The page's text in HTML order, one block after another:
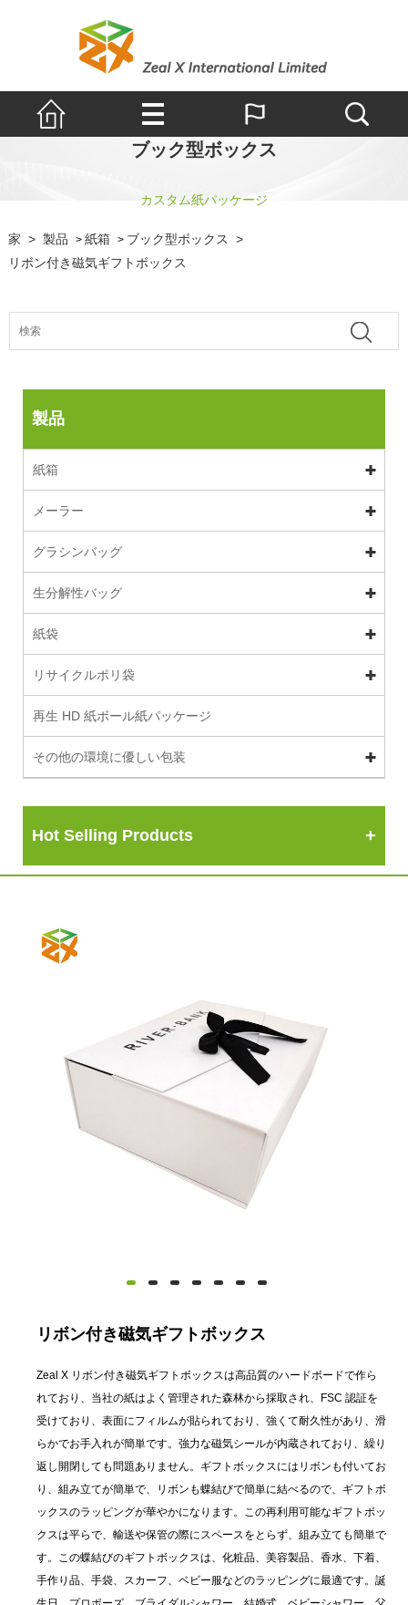
ブック型ボックス
カスタム紙パッケージ
家 > 製品 > 紙箱 > ブック型ボックス
>
リボン付き磁気ギフトボックス
製品
紙箱
メーラー
グラシンバッグ
生分解性バッグ
紙袋
リサイクルポリ袋
再生 HD 紙ボール紙パッケージ
その他の環境に優しい包装
Hot Selling Products
リボン付き磁気ギフトボックス
Zeal X リボン付き磁気ギフトボックスは高品質のハードボードで作ら
れており、当社の紙はよく管理された森林から採取され、FSC 認証を
受けており、表面にフィルムが貼られており、強くて耐久性があり、滑
らかでお手入れが簡単です。強力な磁気シールが内蔵されており、繰り
返し開閉しても問題ありません。ギフトボックスにはリボンも付いてお
り、組み立てが簡単で、リボンも蝶結びで簡単に結べるので、ギフトボ
ックスのラッピングが華やかになります。この再利用可能なギフトボッ
クスは平らで、輸送や保管の際にスペースをとらず、組み立ても簡単で
す。この蝶結びのギフトボックスは、化粧品、美容製品、香水、下着、
手作り品、手袋、スカーフ、ベビー服などのラッピングに最適です。誕